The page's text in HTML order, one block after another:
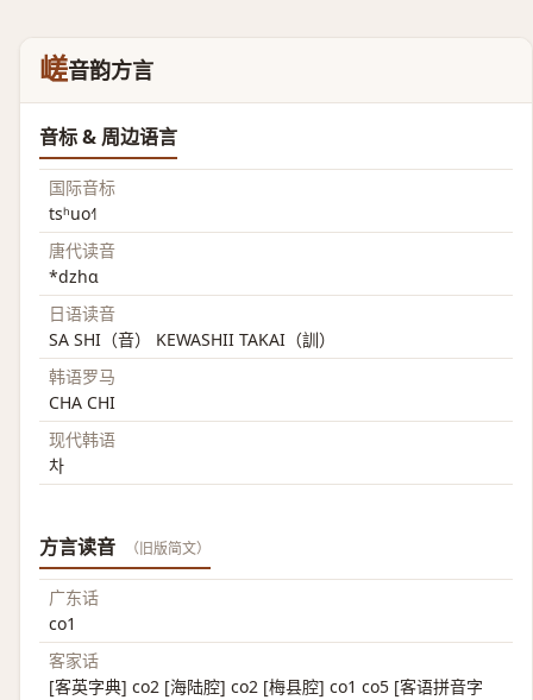
嵯音韵方言
音标 & 周边语言
国际音标
tsʰuo˧˥
唐代读音
*dzhɑ
日语读音
SA SHI（音） KEWASHII TAKAI（訓）
韩语罗马
CHA CHI
现代韩语
차
方言读音 （旧版简文）
广东话
co1
客家话
[客英字典] co2 [海陆腔] co2 [梅县腔] co1 co5 [客语拼音字